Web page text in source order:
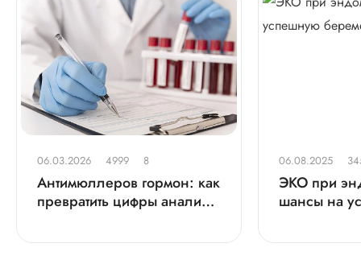
06.03.2026 4999 8
Антимюллеров гормон: как
превратить цифры анализа
06.08.2025
ЭКО при
шансы на